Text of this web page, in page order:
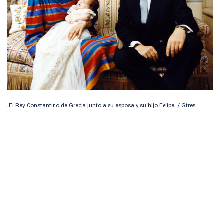
.El Rey Constantino de Grecia junto a su esposa y su hijo Felipe. / Gtres